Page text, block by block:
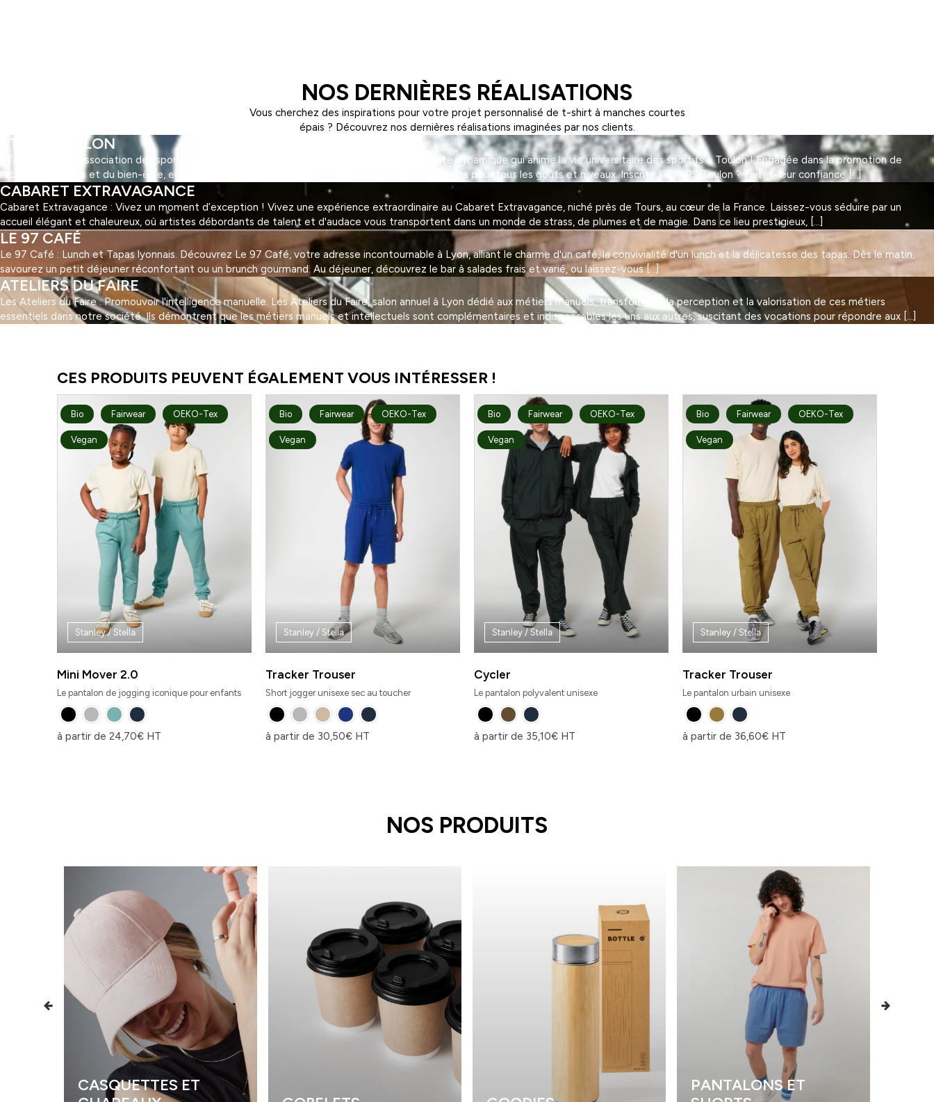
NOS DERNIÈRES RÉALISATIONS
Vous cherchez des inspirations pour votre projet personnalisé de t-shirt à manches courtes
épais ? Découvrez nos dernières réalisations imaginées par nos clients.
STAPS TOULON
STAPS Toulon : l'association des sportifs ! Découvrez STAPS Toulon, une association étudiante dynamique qui anime la vie universitaire des sportifs à Toulon ! Engagée dans la promotion de
l'activité physique et du bien-être, elle offre une multitude d'activités sportives et d'événements pour tous les goûts et niveaux. Inscrits à STAPS Toulon ? Faites-leur confiance […]
CABARET EXTRAVAGANCE
Cabaret Extravagance : Vivez un moment d’exception ! Vivez une expérience extraordinaire au Cabaret Extravagance, niché près de Tours, au cœur de la France. Laissez-vous séduire par un
accueil élégant et chaleureux, où artistes débordants de talent et d'audace vous transportent dans un monde de strass, de plumes et de magie. Dans ce lieu prestigieux, […]
LE 97 CAFÉ
Le 97 Café : Lunch et Tapas lyonnais. Découvrez Le 97 Café, votre adresse incontournable à Lyon, alliant le charme d'un café, la convivialité d'un lunch et la délicatesse des tapas. Dès le matin,
savourez un petit déjeuner réconfortant ou un brunch gourmand. Au déjeuner, découvrez le bar à salades frais et varié, ou laissez-vous […]
ATELIERS DU FAIRE
Les Ateliers du Faire : Promouvoir l'intelligence manuelle. Les Ateliers du Faire, salon annuel à Lyon dédié aux métiers manuels, transforment la perception et la valorisation de ces métiers
essentiels dans notre société. Ils démontrent que les métiers manuels et intellectuels sont complémentaires et indispensables les uns aux autres, suscitant des vocations pour répondre aux […]
CES PRODUITS PEUVENT ÉGALEMENT VOUS INTÉRESSER !
Bio Fairwear OEKO-Tex
Vegan
Stanley / Stella
Mini Mover 2.0
Le pantalon de jogging iconique pour enfants
à partir de 24,70€ HT
Bio Fairwear OEKO-Tex
Vegan
Stanley / Stella
Tracker Trouser
Short jogger unisexe sec au toucher
à partir de 30,50€ HT
Bio Fairwear OEKO-Tex
Vegan
Stanley / Stella
Cycler
Le pantalon polyvalent unisexe
à partir de 35,10€ HT
Bio Fairwear OEKO-Tex
Vegan
Stanley / Stella
Tracker Trouser
Le pantalon urbain unisexe
à partir de 36,60€ HT
NOS PRODUITS
CASQUETTES ET
PANTALONS ET